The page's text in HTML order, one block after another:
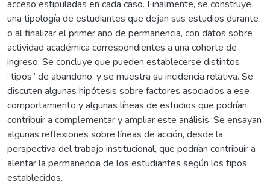
acceso estipuladas en cada caso. Finalmente, se construye
una tipología de estudiantes que dejan sus estudios durante
o al finalizar el primer año de permanencia, con datos sobre
actividad académica correspondientes a una cohorte de
ingreso. Se concluye que pueden establecerse distintos
“tipos” de abandono, y se muestra su incidencia relativa. Se
discuten algunas hipótesis sobre factores asociados a ese
comportamiento y algunas líneas de estudios que podrían
contribuir a complementar y ampliar este análisis. Se ensayan
algunas reflexiones sobre líneas de acción, desde la
perspectiva del trabajo institucional, que podrían contribuir a
alentar la permanencia de los estudiantes según los tipos
establecidos.